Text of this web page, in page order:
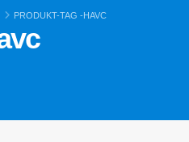
PRODUKT-TAG -HAVC